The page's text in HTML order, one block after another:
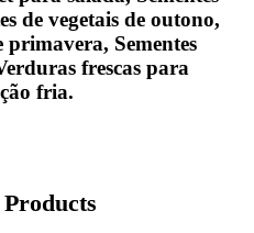
de vegetais de outono,
primavera, Sementes
frescas para
fria.